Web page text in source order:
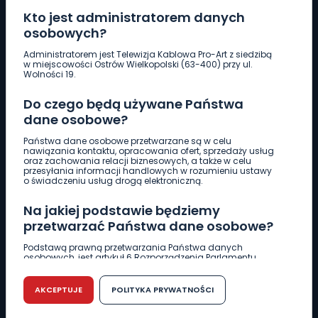
Kto jest administratorem danych
osobowych?
Administratorem jest Telewizja Kablowa Pro-Art z siedzibą
w miejscowości Ostrów Wielkopolski (63-400) przy ul.
Wolności 19.
Do czego będą używane Państwa
dane osobowe?
Państwa dane osobowe przetwarzane są w celu
nawiązania kontaktu, opracowania ofert, sprzedaży usług
oraz zachowania relacji biznesowych, a także w celu
przesyłania informacji handlowych w rozumieniu ustawy
o świadczeniu usług drogą elektroniczną.
Na jakiej podstawie będziemy
przetwarzać Państwa dane osobowe?
Podstawą prawną przetwarzania Państwa danych
osobowych, jest artykuł 6 Rozporządzenia Parlamentu
r. w sprawie ochrony osób fizycznych w związku z
przetwarzaniem danych osobowych w sprawie
swobodnego przepływu takich danych oraz uchylenia
dyrektywy 95/46/WE (RODO).
AKCEPTUJE POLITYKA PRYWATNOŚCI
Pobierz logotyp
661 997 997
REDAKCJA
62 735 22 22redakcja@wlkp24.info
DZIAŁ REKLAMY
62 735 01 85 reklama@wlkp24.info
WIADOMOŚCI
CIEKAWOSTKI